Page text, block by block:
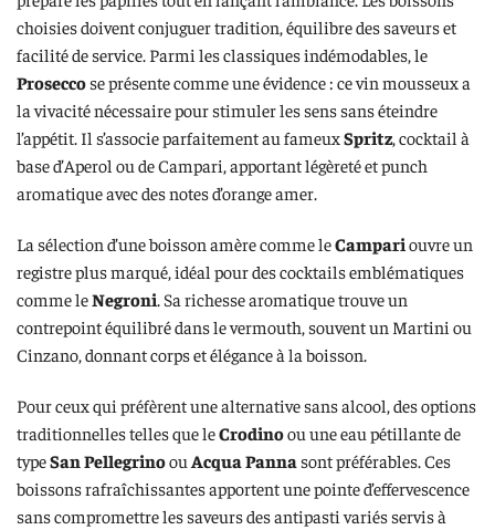
choisies doivent conjuguer tradition, équilibre des saveurs et
facilité de service. Parmi les classiques indémodables, le
Proseccose présente comme une évidence : ce vin mousseux a
la vivacité nécessaire pour stimuler les sens sans éteindre
l’appétit. Il s’associe parfaitement au fameuxSpritz, cocktail à
base d’Aperol ou de Campari, apportant légèreté et punch
aromatique avec des notes d’orange amer.
La sélection d’une boisson amère comme leCampari ouvre un
registre plus marqué, idéal pour des cocktails emblématiques
comme leNegroni . Sa richesse aromatique trouve un
contrepoint équilibré dans le vermouth, souvent un Martini ou
Cinzano, donnant corps et élégance à la boisson.
Pour ceux qui préfèrent une alternative sans alcool, des options
traditionnelles telles que leCrodinoou une eau pétillante de
typeSan Pellegrinoou Acqua Panna sont préférables. Ces
boissons rafraîchissantes apportent une pointe d’effervescence
sans compromettre les saveurs des antipasti variés servis à